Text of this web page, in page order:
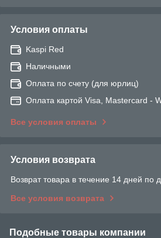
Условия оплаты
Kaspi Red
Наличными
Оплата по счету (для юрлиц)
Оплата картой Visa, Mastercard -
Все условия оплаты
Условия возврата
Возврат товара в течение 14 дней по
Все условия возврата
Подобные товары компании